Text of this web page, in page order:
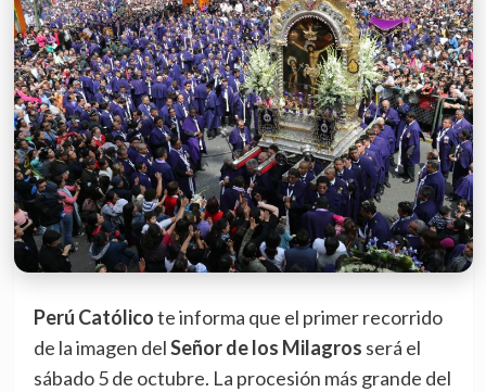
Perú Católicote informa que el primer recorrido
de la imagen delSeñor de los Milagros será el
sábado 5 de octubre. La procesión más grande del